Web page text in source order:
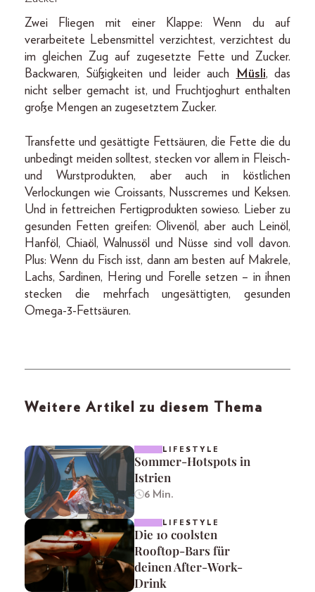
Zwei Fliegen mit einer Klappe: Wenn du auf
verarbeitete Lebensmittel verzichtest, verzichtest du
im gleichen Zug auf zugesetzte Fette und Zucker.
Backwaren, Süßigkeiten und leider auch
Müsli, das
nicht selber gemacht ist, und Fruchtjoghurt enthalten
große Mengen an zugesetztem Zucker.
Transfette und gesättigte Fettsäuren, die Fette die du
unbedingt meiden solltest, stecken vor allem in Fleisch-
und Wurstprodukten, aber auch in köstlichen
Verlockungen wie Croissants, Nusscremes und Keksen.
Und in fettreichen Fertigprodukten sowieso. Lieber zu
gesunden Fetten greifen: Olivenöl, aber auch Leinöl,
Hanföl, Chiaöl, Walnussöl und Nüsse sind voll davon.
Plus: Wenn du Fisch isst, dann am besten auf Makrele,
Lachs, Sardinen, Hering und Forelle setzen – in ihnen
stecken die mehrfach ungesättigten, gesunden
Omega-3-Fettsäuren.
Weitere Artikel zu diesem Thema
LIFESTYLE
Sommer-Hotspots in
Istrien
6 Min.
LIFESTYLE
Die 10 coolsten
Rooftop-Bars für
deinen After-Work-
Drink